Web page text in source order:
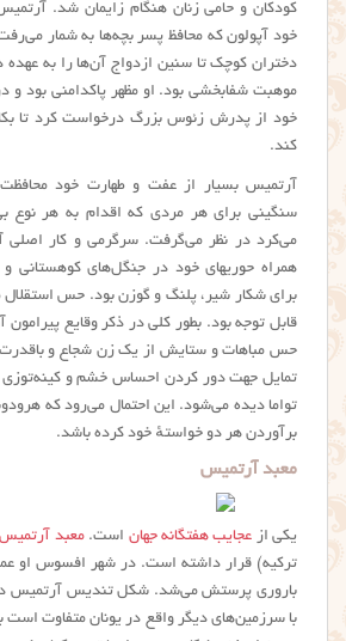
کودکان و حامی زنان هنگام زایمان شد.
خود آپولون که محافظ پسر بچه‌ها به شمار
دختران کوچک تا سنین ازدواج آن‌ها را به
موهبت شفابخشی بود. او مظهر پاکدامنی بود و
خود از پدرش زئوس بزرگ درخواست کرد تا
کند.
آرتمیس بسیار از عفت و طهارت خود
سنگینی برای هر مردی که اقدام به هر نوع
می‌کرد در نظر می‌گرفت. سرگرمی و کار اصلی
همراه حوریهای خود در جنگل‌های
برای شکار شیر، پلنگ و گوزن بود. حس استقلال
قابل توجه بود. بطور کلی در ذکر وقایع
حس مباهات و ستایش از یک زن شجاع و
تمایل جهت دور کردن احساس خشم و کینه‌توزی
تواما دیده می‌شود. این احتمال می‌رود که
برآوردن هر دو خواستهٔ خود کرده باشد.
معبد آرتمیس
یکی از عجایب هفتگانه جهان است.معبد آرتمیس
ترکیه) قرار داشته است. در شهر افسوس او
باروری پرستش می‌شد. شکل تندیس آرتمیس
با سرزمین‌های دیگر واقع در یونان متفاوت است